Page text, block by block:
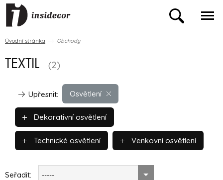
Úvodní stránka Obchody
TEXTIL (2)
Osvětlení
Upřesnit:
Dekorativní osvětlení
Technické osvětlení Venkovní osvětlení
Seřadit: -----